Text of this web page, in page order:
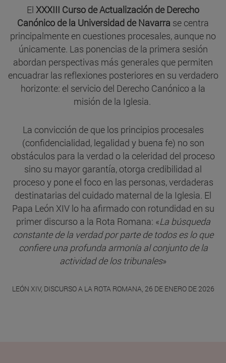
El XXXIII Curso de Actualización de Derecho
Canónico de la Universidad de Navarra se centra
principalmente en cuestiones procesales, aunque no
únicamente. Las ponencias de la primera sesión
abordan perspectivas más generales que permiten
encuadrar las reflexiones posteriores en su verdadero
horizonte: el servicio del Derecho Canónico a la
misión de la Iglesia.
La convicción de que los principios procesales
(confidencialidad, legalidad y buena fe) no son
obstáculos para la verdad o la celeridad del proceso
sino su mayor garantía, otorga credibilidad al
proceso y pone el foco en las personas, verdaderas
destinatarias del cuidado maternal de la Iglesia. El
Papa León XIV lo ha afirmado con rotundidad en su
primer discurso a la Rota Romana: «La búsqueda
constante de la verdad por parte de todos es lo que
confiere una profunda armonía al conjunto de la
actividad de los tribunales»
LEÓN XIV, DISCURSO A LA ROTA ROMANA, 26 DE ENERO DE 2026